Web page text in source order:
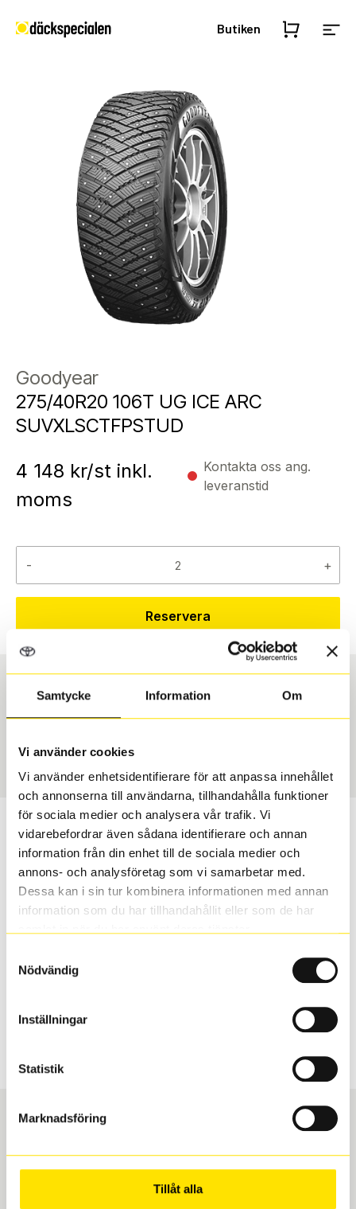
Samtycke Information Om
Vi använder cookies
Vi använder enhetsidentifierare för att anpassa innehållet
och annonserna till användarna, tillhandahålla funktioner
för sociala medier och analysera vår trafik. Vi
vidarebefordrar även sådana identifierare och annan
information från din enhet till de sociala medier och
annons- och analysföretag som vi samarbetar med.
Dessa kan i sin tur kombinera informationen med annan
information som du har tillhandahållit eller som de har
Nödvändig
Inställningar
Statistik
Marknadsföring
Tillåt alla
Butiken
Goodyear
275/40R20 106T UG ICE ARC
SUVXLSCTFPSTUD
4 148 kr/st inkl.
moms
Kontakta oss ang.
leveranstid
- +
Reservera
Däcktyp
USA, 4x4 vinter
Däckstorlek
275/40 R 20 106T
65099
Passar detta däck min bil?
Ange registreringsnummer för att se om det däck du
valt passar din bilmodell. Om du köper däck som skall
sättas på dina befintliga fälgar, se till att kolla en extra
inte vara samma dimension som bilen hade ut från
Boka och hämta hos Däckspecialen
När du beställer dina nya däck eller fälgar hos oss